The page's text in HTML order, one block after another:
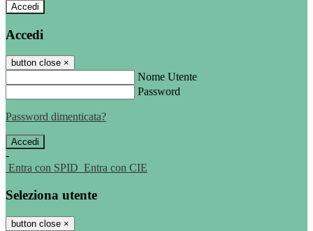
Accedi
Accedi
button close ×
Nome Utente
Password
Password dimenticata?
-
Entra con SPID Entra con CIE
Seleziona utente
button close ×